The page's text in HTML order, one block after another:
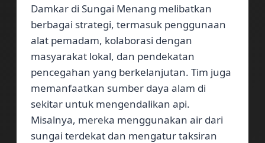
Damkar di Sungai Menang melibatkan
berbagai strategi, termasuk penggunaan
alat pemadam, kolaborasi dengan
masyarakat lokal, dan pendekatan
pencegahan yang berkelanjutan. Tim juga
memanfaatkan sumber daya alam di
sekitar untuk mengendalikan api.
Misalnya, mereka menggunakan air dari
sungai terdekat dan mengatur taksiran